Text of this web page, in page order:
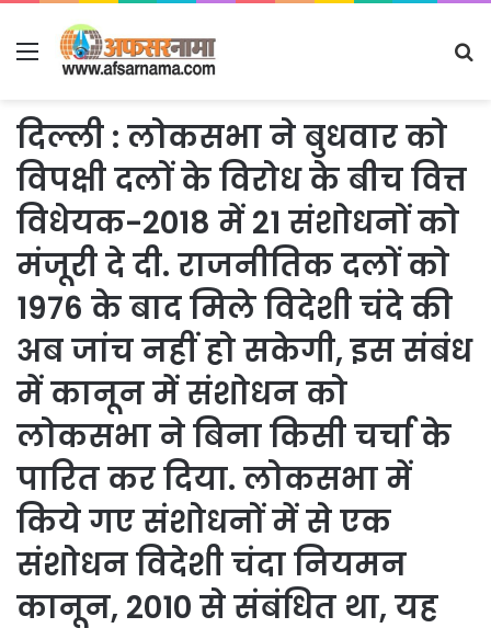
Menu
दिल्ली : लोकसभा ने बुधवार को
विपक्षी दलों के विरोध के बीच वित्त
विधेयक-2018 में 21 संशोधनों को
मंजूरी दे दी. राजनीतिक दलों को
1976 के बाद मिले विदेशी चंदे की
अब जांच नहीं हो सकेगी, इस संबंध
में कानून में संशोधन को
लोकसभा ने बिना किसी चर्चा के
पारित कर दिया. लोकसभा में
किये गए संशोधनों में से एक
संशोधन विदेशी चंदा नियमन
कानून, 2010 से संबंधित था, यह